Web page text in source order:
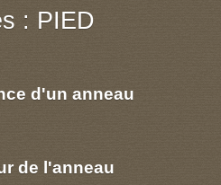
: PIED
d'un anneau
de l'anneau